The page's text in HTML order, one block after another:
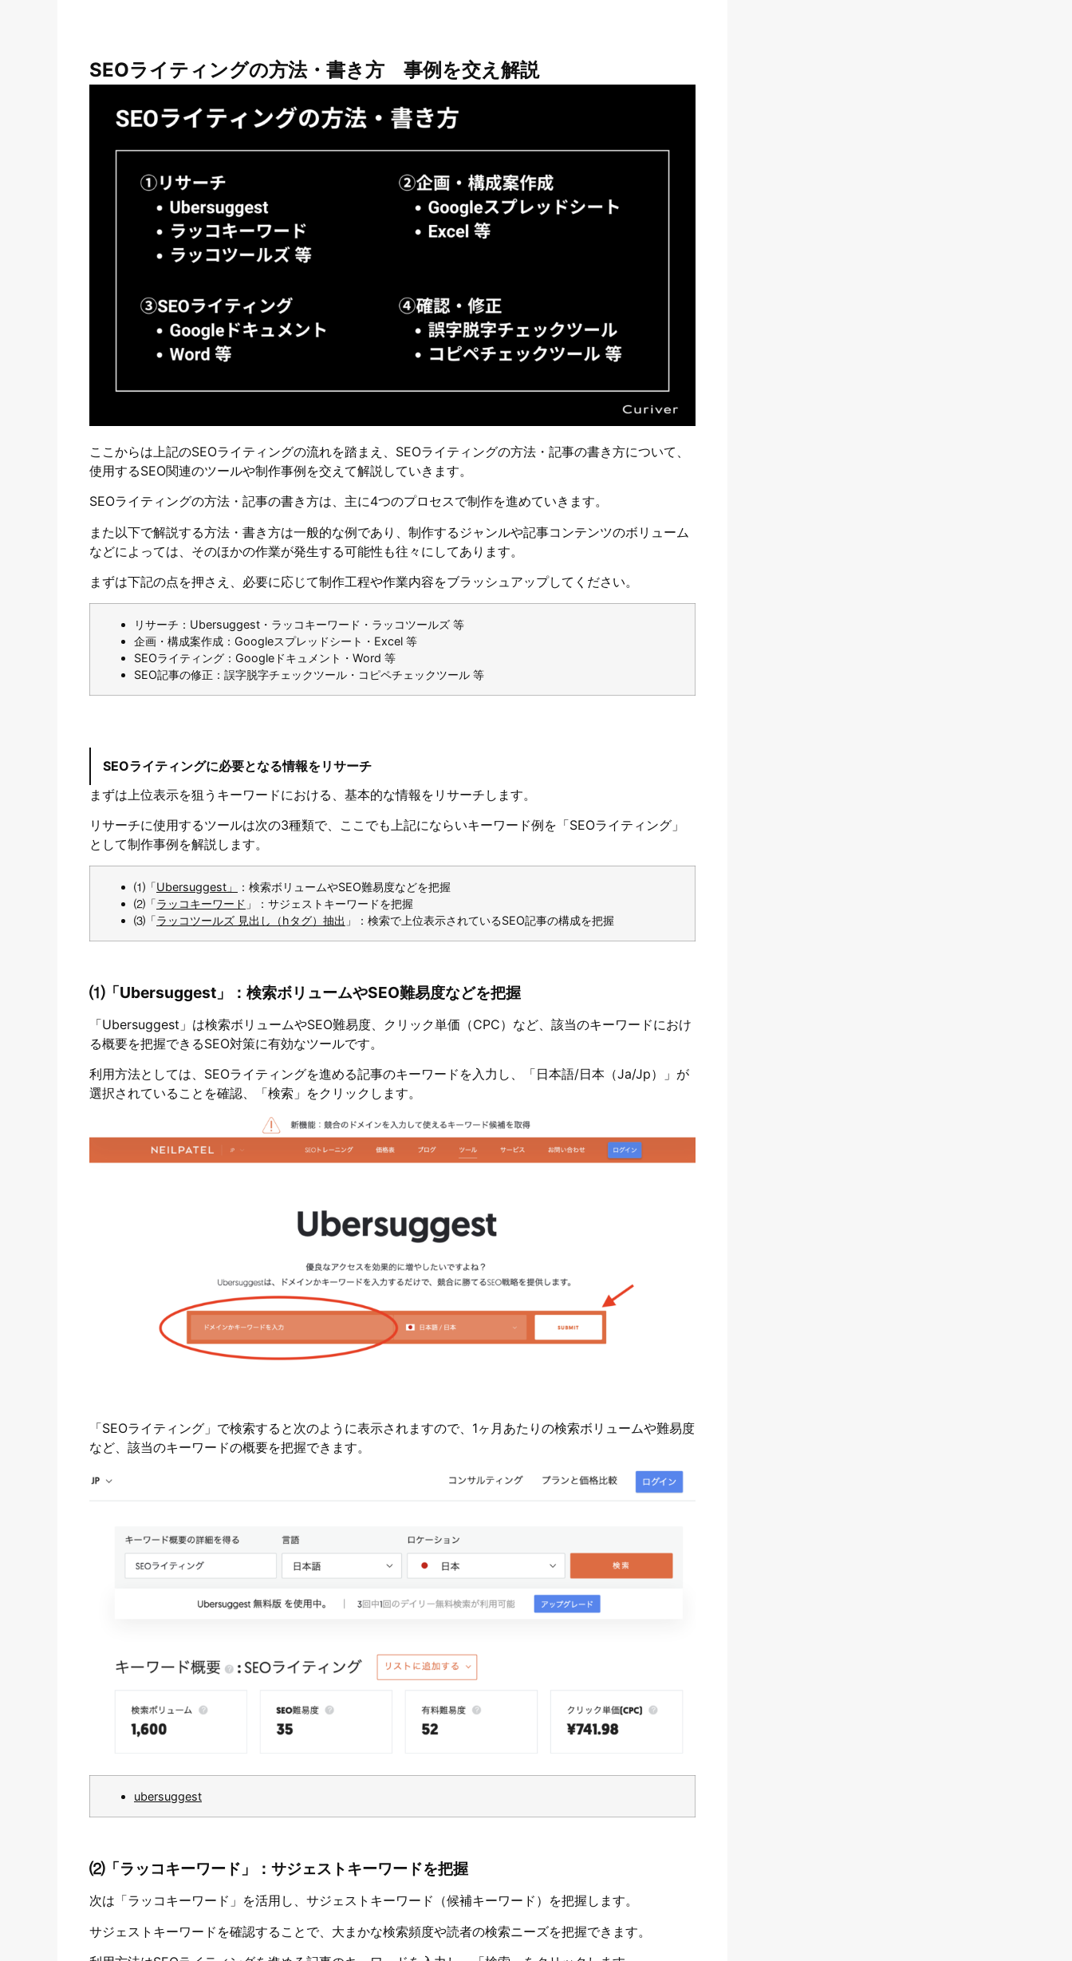
SEOライティングの方法・書き方 事例を交え解説
ここからは上記のSEOライティングの流れを踏まえ、SEOライティングの方法・記事の書き方について、
使用するSEO関連のツールや制作事例を交えて解説していきます。
SEOライティングの方法・記事の書き方は、主に4つのプロセスで制作を進めていきます。
また以下で解説する方法・書き方は一般的な例であり、制作するジャンルや記事コンテンツのボリューム
などによっては、そのほかの作業が発生する可能性も往々にしてあります。
まずは下記の点を押さえ、必要に応じて制作工程や作業内容をブラッシュアップしてください。
リサーチ：Ubersuggest・ラッコキーワード・ラッコツールズ 等
企画・構成案作成：Googleスプレッドシート・Excel 等
SEOライティング：Googleドキュメント・Word 等
SEO記事の修正：誤字脱字チェックツール・コピペチェックツール 等
SEOライティングに必要となる情報をリサーチ
まずは上位表示を狙うキーワードにおける、基本的な情報をリサーチします。
リサーチに使用するツールは次の3種類で、ここでも上記にならいキーワード例を「SEOライティング」
として制作事例を解説します。
⑴「Ubersuggest 」
：検索ボリュームやSEO難易度などを把握
⑵「ラッコキーワード 」：サジェストキーワードを把握
⑶「ラッコツールズ 見出し（hタグ）抽出 」：検索で上位表示されているSEO記事の構成を把握
⑴「Ubersuggest」：検索ボリュームやSEO難易度などを把握
「Ubersuggest」は検索ボリュームやSEO難易度、クリック単価（CPC）など、該当のキーワードにおけ
る概要を把握できるSEO対策に有効なツールです。
利用方法としては、SEOライティングを進める記事のキーワードを入力し、「日本語/日本（Ja/Jp）」が
選択されていることを確認、「検索」をクリックします。
「SEOライティング」で検索すると次のように表示されますので、1ヶ月あたりの検索ボリュームや難易度
など、該当のキーワードの概要を把握できます。
ubersuggest
⑵「ラッコキーワード」：サジェストキーワードを把握
次は「ラッコキーワード」を活用し、サジェストキーワード（候補キーワード）を把握します。
サジェストキーワードを確認することで、大まかな検索頻度や読者の検索ニーズを把握できます。